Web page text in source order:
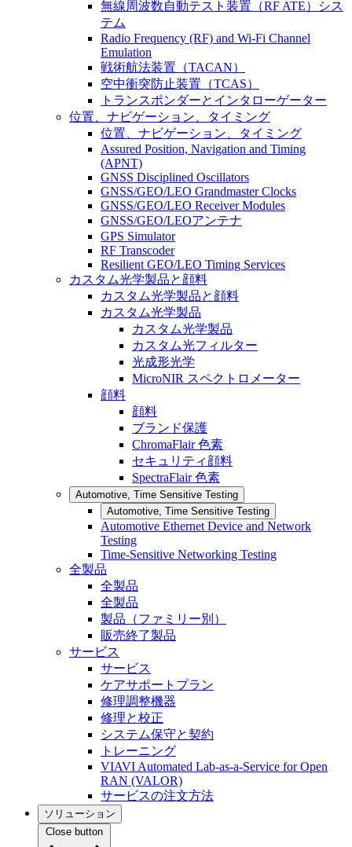
無線周波数自動テスト装置（RF ATE）シス
テム
Radio Frequency (RF) and Wi-Fi Channel
Emulation
戦術航法装置（TACAN）
空中衝突防止装置（TCAS）
トランスポンダーとインタローゲーター
位置、ナビゲーション、タイミング
位置、ナビゲーション、タイミング
Assured Position, Navigation and Timing
(APNT)
GNSS Disciplined Oscillators
GNSS/GEO/LEO Grandmaster Clocks
GNSS/GEO/LEO Receiver Modules
GNSS/GEO/LEOアンテナ
GPS Simulator
RF Transcoder
Resilient GEO/LEO Timing Services
カスタム光学製品と顔料
カスタム光学製品と顔料
カスタム光学製品
カスタム光学製品
カスタム光フィルター
光成形光学
MicroNIR スペクトロメーター
顔料
顔料
ブランド保護
ChromaFlair 色素
セキュリティ顔料
SpectraFlair 色素
Automotive, Time Sensitive Testing
Automotive, Time Sensitive Testing
Automotive Ethernet Device and Network
Testing
Time-Sensitive Networking Testing
全製品
全製品
全製品
製品（ファミリー別）
販売終了製品
サービス
サービス
ケアサポートプラン
修理調整機器
修理と校正
システム保守と契約
トレーニング
VIAVI Automated Lab-as-a-Service for Open
RAN (VALOR)
サービスの注文方法
ソリューション
Close button